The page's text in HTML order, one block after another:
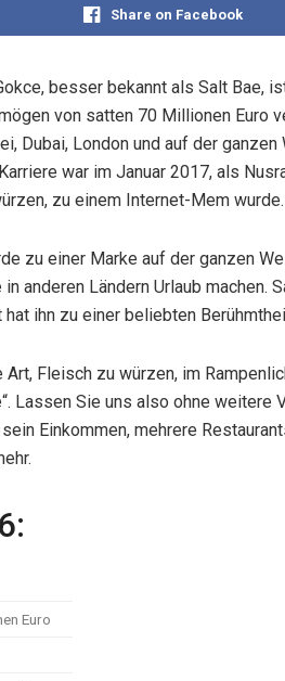
Share on Facebook
besser bekannt als Salt Bae,
von satten 70 Millionen Euro
Dubai, London und auf der
war im Januar 2017, als
zu einem Internet-Mem wurde.
zu einer Marke auf der ganzen
anderen Ländern Urlaub
ihn zu einer beliebten
Art, Fleisch zu würzen, im
Lassen Sie uns also ohne
Einkommen, mehrere
Euro